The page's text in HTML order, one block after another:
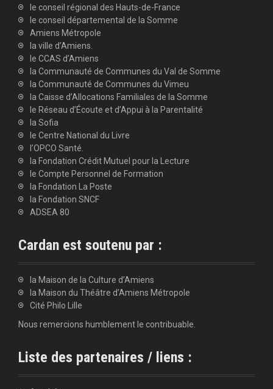
le conseil régional des Hauts-de-France
le conseil départemental de la Somme
Amiens Métropole
la ville d’Amiens.
le CCAS d’Amiens
la Communauté de Communes du Val de Somme
la Communauté de Communes du Vimeu
la Caisse d’Allocations Familiales de la Somme
le Réseau d’Écoute et d’Appui à la Parentalité
la Sofia
le Centre National du Livre
l’OPCO Santé.
la Fondation Crédit Mutuel pour la Lecture
le Compte Personnel de Formation
la Fondation La Poste
la Fondation SNCF
ADSEA 80
Cardan est soutenu par :
la Maison de la Culture d’Amiens
la Maison du Théâtre d’Amiens Métropole
Cité Philo Lille
Nous remercions humblement le contribuable.
Liste des partenaires / liens :